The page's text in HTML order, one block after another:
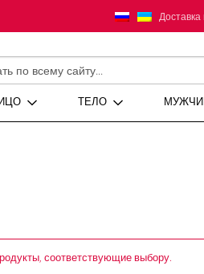
Язык
ТЕЛО
соответствующие выбору.